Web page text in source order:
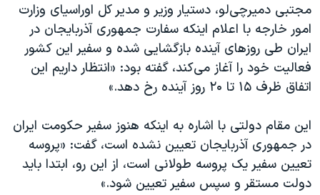
مجتبی دمیرچی‌لو، دستیار وزیر و مدیر کل اوراسیای وزارت
امور خارجه با اعلام اینکه سفارت جمهوری آذربایجان در
ایران طی روز‌های آینده بازگشایی شده و سفیر این کشور
فعالیت خود را آغاز می‌کند، گفته بود: «انتظار داریم این
اتفاق ظرف ۱۵ تا ۲۰ روز آینده رخ دهد.»
این مقام دولتی با اشاره به اینکه هنوز سفیر حکومت ایران
در جمهوری آذربایجان تعیین نشده است، گفت: «پروسه
تعیین سفیر یک پروسه طولانی است، از این رو، ابتدا باید
دولت مستقر و سپس سفیر تعیین شود.»